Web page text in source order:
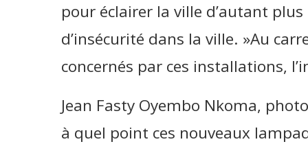
pour éclairer la ville d’autant
d’insécurité dans la ville. »Au
concernés par ces installations,
Jean Fasty Oyembo Nkoma,
à quel point ces nouveaux